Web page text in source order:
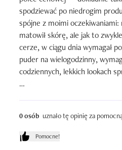
spodziewać po niedrogim
spójne z moimi oczekiwaniami:
matowił skórę, ale jak to
cerze, w ciągu dnia wymagał
puder na wielogodzinny,
codziennych, lekkich lookach
prostu przyjemnością. Jeśli
graficzna wypada dość
była w porządku. Doceniam
0 osób uznało tę opinię za
Pomocne!